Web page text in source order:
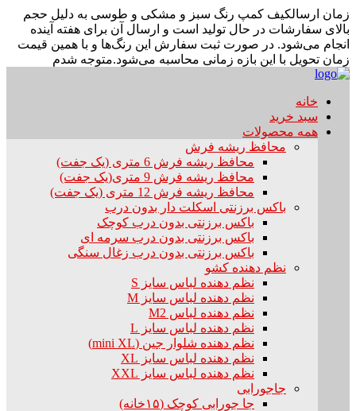
زمان ارسالکیف کمپ رنگ سبز و مشکی و طوسی به دلیل حجم
بالای سفارشات در حال تولید است و ارسال آن برای هفته آینده
انجام می‌شود. در صورت ثبت سفارش این رنگ‌ها و با همین قیمت
زمان تحویل با این بازه زمانی محاسبه می‌شود.متوجه شدم
خانه
سبد خرید
همه محصولات
محافظ ریشه فرش
محافظ ریشه فرش 6 متری (یک جفت)
محافظ ریشه فرش 9 متری(یک جفت)
محافظ ریشه فرش 12 متری (یک جفت)
باکس برزنتی اسکلت دار بدون درب
باکس برزنتی بدون درب کوچک
باکس برزنتی بدون درب سرمه ای
باکس برزنتی بدون درب زغال سنگی
نظم دهنده کشو
نظم دهنده لباس سایز S
نظم دهنده لباس سایز M
نظم دهنده لباس M2
نظم دهنده لباس سایز L
نظم دهنده شلوار جین (mini XL)
نظم دهنده لباس سایز XL
نظم دهنده لباس سایز XXL
جاجورابی
جا جورابی کوچک (۱۵خانه)